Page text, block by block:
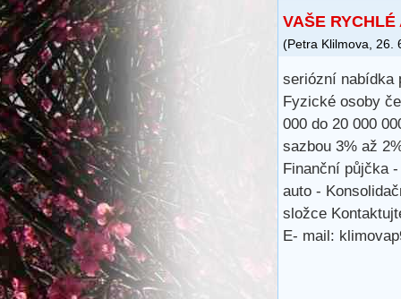
VAŠE
(Petra Klilmova 26.
seriózní nabídka
Fyzické osoby
000 do 20 000
sazbou 3% až
Finanční půjčka
auto -
složce
E- mail: